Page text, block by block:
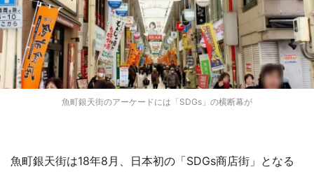
魚町銀天街のアーケードには「SDGs」の横断幕が
魚町銀天街は18年8月、日本初の「SDGs商店街」となる